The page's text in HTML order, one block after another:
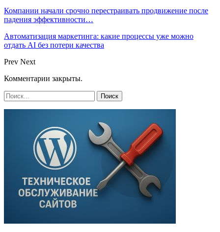
Компании начали срочно перестраивать продвижение после
падения эффективности…
Автоматизация маркетинга: какие процессы уже можно
отдать AI без потери качества
Prev Next
Комментарии закрыты.